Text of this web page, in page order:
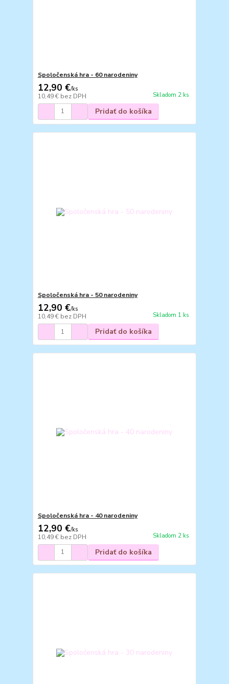
Spoločenská hra - 60 narodeniny
12,90 €/ks
10,49 € bez DPH Skladom 2 ks
Pridať do košíka
Spoločenská hra - 50 narodeniny
12,90 €/ks
10,49 € bez DPH Skladom 1 ks
Pridať do košíka
Spoločenská hra - 40 narodeniny
12,90 €/ks
10,49 € bez DPH Skladom 2 ks
Pridať do košíka